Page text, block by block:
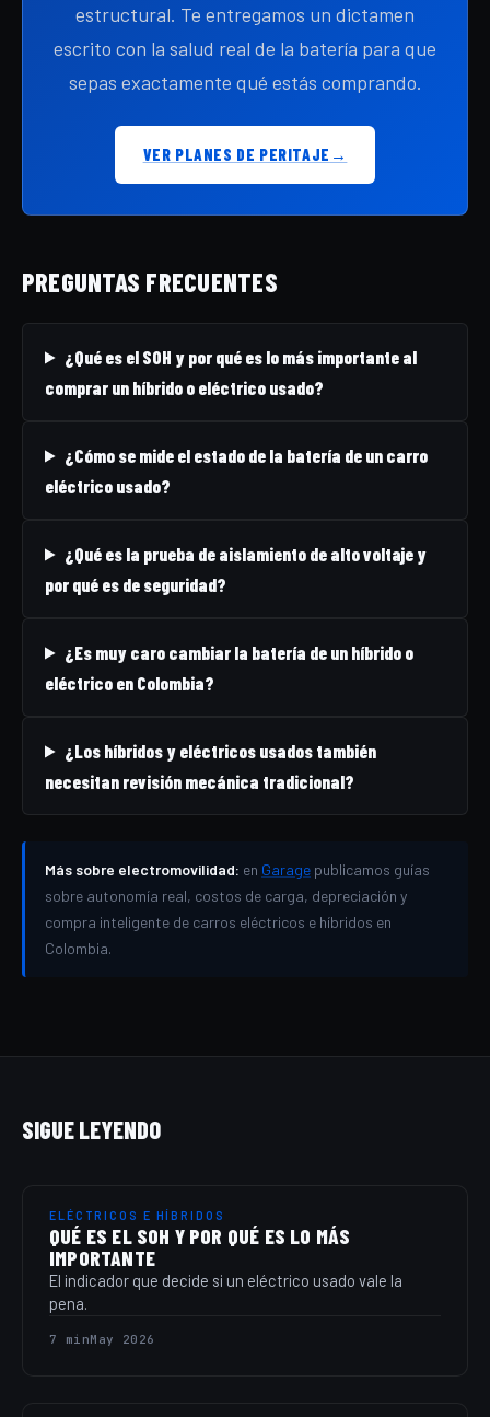
estructural. Te entregamos un dictamen
escrito con la salud real de la batería para que
sepas exactamente qué estás comprando.
VER PLANES DE PERITAJE →
PREGUNTAS FRECUENTES
¿Qué es el SOH y por qué es lo más importante al
comprar un híbrido o eléctrico usado?
¿Cómo se mide el estado de la batería de un carro
eléctrico usado?
¿Qué es la prueba de aislamiento de alto voltaje y
por qué es de seguridad?
¿Es muy caro cambiar la batería de un híbrido o
eléctrico en Colombia?
¿Los híbridos y eléctricos usados también
necesitan revisión mecánica tradicional?
Más sobre electromovilidad: en Garage publicamos guías
sobre autonomía real, costos de carga, depreciación y
compra inteligente de carros eléctricos e híbridos en
Colombia.
SIGUE LEYENDO
ELÉCTRICOS E HÍBRIDOS
QUÉ ES EL SOH Y POR QUÉ ES LO MÁS
IMPORTANTE
El indicador que decide si un eléctrico usado vale la
pena.
7 minMay 2026